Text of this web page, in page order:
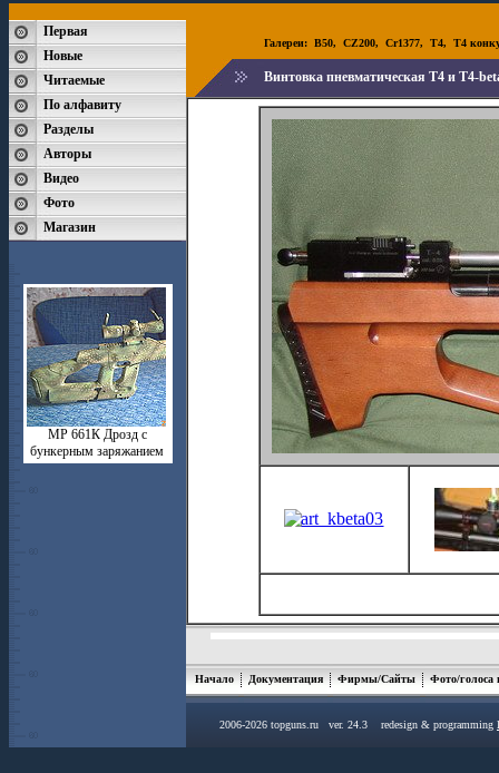
Первая
Новые
Читаемые
По алфавиту
Разделы
Авторы
Видео
Фото
Магазин
МР 661К Дрозд с
бункерным заряжанием
Галереи: B50, CZ200, Cr1377, T4, T4
Винтовка пневматическая T4 и T4-
Начало Документация Фирмы/Сайты Фото/голоса
2006-2026 topguns.ru ver. 24.3 redesign & programming